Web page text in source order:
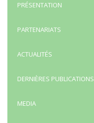
PRÉSENTATION
PARTENARIATS
ACTUALITÉS
DERNIÈRES PUBLICATIONS
MEDIA